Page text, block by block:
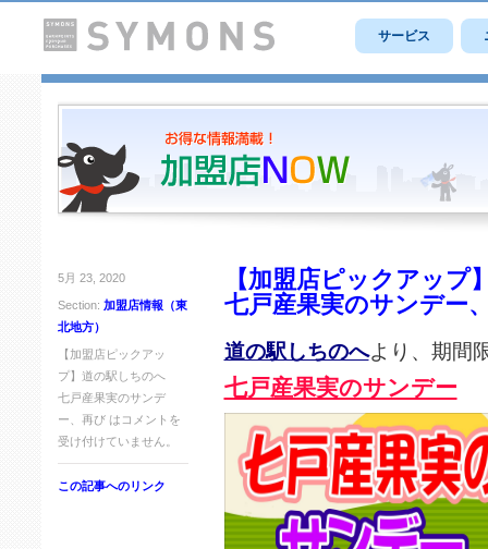
サービス
5月 23, 2020
Section: 加盟店情報（東
北地方）
【加盟店ピックアッ
プ】道の駅しちのへ
七戸産果実のサンデ
ー、再び は コメントを
受け付けていません。
この記事へのリンク
【加盟店ピックアップ
七戸産果実のサンデー
道の駅しちのへより、期間
七戸産果実のサンデー